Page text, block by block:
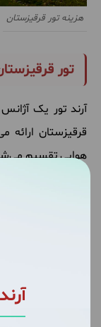
هزینه تور قرقیزستان
تور
آرند تور یک
قرقیزستان ارائه
هوایی تقسیم
تور 7
ایسیک کول و
خدمات ارائه
اقامت در هتل